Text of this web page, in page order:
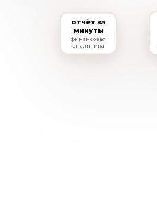
отчёт за
минуты
финансовая
аналитика